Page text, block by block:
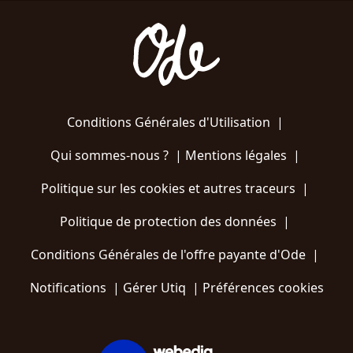
Conditions Générales d'Utilisation |
Qui sommes-nous ?| Mentions légales |
Politique sur les cookies et autres traceurs |
Politique de protection des données |
Conditions Générales de l'offre payante d'Ode |
Notifications | Gérer Utiq | Préférences cookies